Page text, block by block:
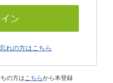
れの方はこちら
の方はこちらから本登録